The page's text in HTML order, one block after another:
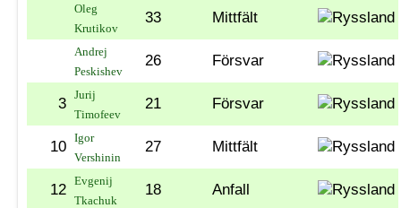
Oleg
Krutikov
33 Mittfält
Andrej
Peskishev
26 Försvar
3
Jurij
Timofeev
21 Försvar
10
Igor
Vershinin
27 Mittfält
12
Evgenij
Tkachuk
18 Anfall